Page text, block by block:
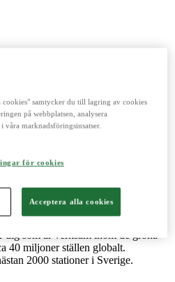
sig till dig som lantbrukare. Här
kassatjänster, beställer foder och
dig som är verksam inom de gröna
40 miljoner ställen globalt.
2000 stationer i Sverige.
cookies" samtycker du till lagring av cookies
på webbplatsen, analysera
våra marknadsföringsinsatser.
för cookies
Acceptera alla cookies